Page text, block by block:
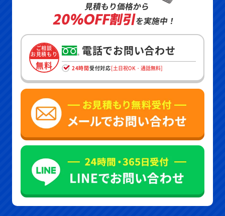
見積もり価格から
20%OFF割引を実施中！
ご相談
お見積もり
無料
電話でお問い合わせ
24時間受付対応[土日祝OK・通話無料]